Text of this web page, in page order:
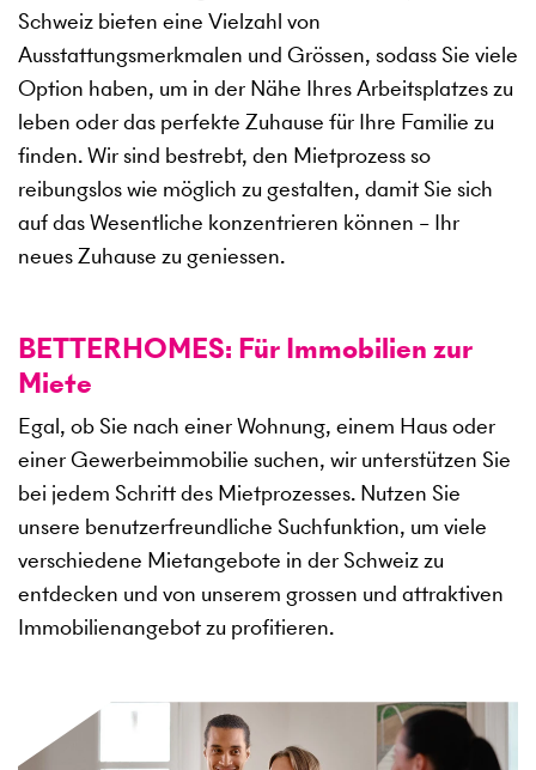
Schweiz bieten eine Vielzahl von
Ausstattungsmerkmalen und Grössen, sodass Sie viele
Option haben, um in der Nähe Ihres Arbeitsplatzes zu
leben oder das perfekte Zuhause für Ihre Familie zu
finden. Wir sind bestrebt, den Mietprozess so
reibungslos wie möglich zu gestalten, damit Sie sich
auf das Wesentliche konzentrieren können – Ihr
neues Zuhause zu geniessen.
BETTERHOMES: Für Immobilien zur
Miete
Egal, ob Sie nach einer Wohnung, einem Haus oder
einer Gewerbeimmobilie suchen, wir unterstützen Sie
bei jedem Schritt des Mietprozesses. Nutzen Sie
unsere benutzerfreundliche Suchfunktion, um viele
verschiedene Mietangebote in der Schweiz zu
entdecken und von unserem grossen und attraktiven
Immobilienangebot zu profitieren.